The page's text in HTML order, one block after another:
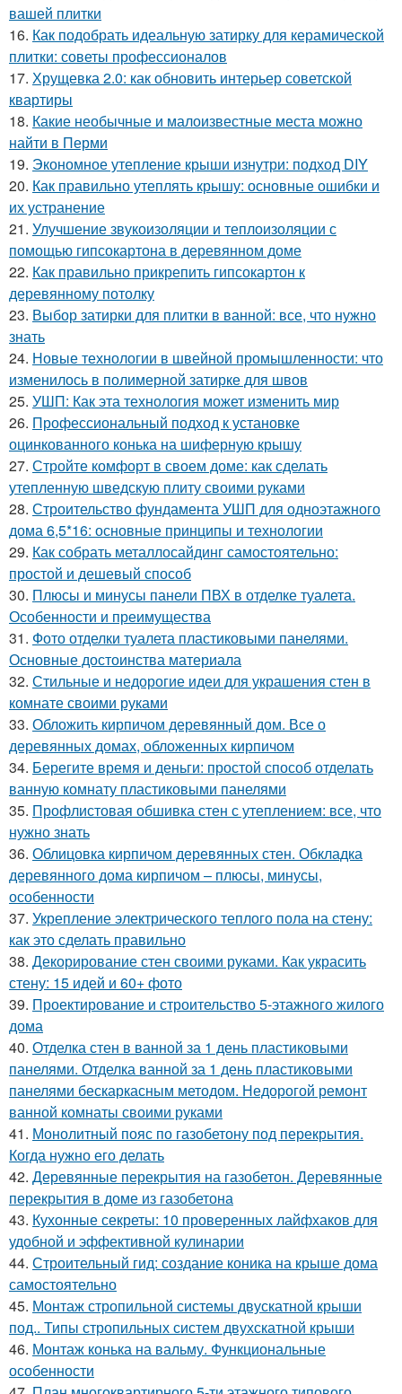
вашей плитки
16. Как подобрать идеальную затирку для керамической
плитки: советы профессионалов
17. Хрущевка 2.0: как обновить интерьер советской
квартиры
18. Какие необычные и малоизвестные места можно
найти в Перми
19. Экономное утепление крыши изнутри: подход DIY
20. Как правильно утеплять крышу: основные ошибки и
их устранение
21. Улучшение звукоизоляции и теплоизоляции с
помощью гипсокартона в деревянном доме
22. Как правильно прикрепить гипсокартон к
деревянному потолку
23. Выбор затирки для плитки в ванной: все, что нужно
знать
24. Новые технологии в швейной промышленности: что
изменилось в полимерной затирке для швов
25. УШП: Как эта технология может изменить мир
26. Профессиональный подход к установке
оцинкованного конька на шиферную крышу
27. Стройте комфорт в своем доме: как сделать
утепленную шведскую плиту своими руками
28. Строительство фундамента УШП для одноэтажного
дома 6,5*16: основные принципы и технологии
29. Как собрать металлосайдинг самостоятельно:
простой и дешевый способ
30. Плюсы и минусы панели ПВХ в отделке туалета.
Особенности и преимущества
31. Фото отделки туалета пластиковыми панелями.
Основные достоинства материала
32. Стильные и недорогие идеи для украшения стен в
комнате своими руками
33. Обложить кирпичом деревянный дом. Все о
деревянных домах, обложенных кирпичом
34. Берегите время и деньги: простой способ отделать
ванную комнату пластиковыми панелями
35. Профлистовая обшивка стен с утеплением: все, что
нужно знать
36. Облицовка кирпичом деревянных стен. Обкладка
деревянного дома кирпичом – плюсы, минусы,
особенности
37. Укрепление электрического теплого пола на стену:
как это сделать правильно
38. Декорирование стен своими руками. Как украсить
стену: 15 идей и 60+ фото
39. Проектирование и строительство 5-этажного жилого
дома
40. Отделка стен в ванной за 1 день пластиковыми
панелями. Отделка ванной за 1 день пластиковыми
панелями бескаркасным методом. Недорогой ремонт
ванной комнаты своими руками
41. Монолитный пояс по газобетону под перекрытия.
Когда нужно его делать
42. Деревянные перекрытия на газобетон. Деревянные
перекрытия в доме из газобетона
43. Кухонные секреты: 10 проверенных лайфхаков для
удобной и эффективной кулинарии
44. Строительный гид: создание коника на крыше дома
самостоятельно
45. Монтаж стропильной системы двускатной крыши
под.. Типы стропильных систем двухскатной крыши
46. Монтаж конька на вальму. Функциональные
особенности